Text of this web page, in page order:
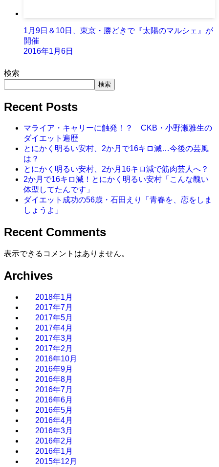
1月9日＆10日、東京・勝どきで『太陽のマルシェ』が
開催
2016年1月6日
検索
検索
Recent Posts
マライア・キャリーに触発！？ CKB・小野瀬雅生の
ダイエット遍歴
とにかく明るい安村、2か月で16キロ減…今後の芸風
は？
とにかく明るい安村、2か月16キロ減で筋肉芸人へ？
2か月で16キロ減！とにかく明るい安村「こんな醜い
体型してたんです」
ダイエット成功の56歳・石田えり「青春を、恋をしま
しょうよ」
Recent Comments
表示できるコメントはありません。
Archives
2018年1月
2017年7月
2017年5月
2017年4月
2017年3月
2017年2月
2016年10月
2016年9月
2016年8月
2016年7月
2016年6月
2016年5月
2016年4月
2016年3月
2016年2月
2016年1月
2015年12月